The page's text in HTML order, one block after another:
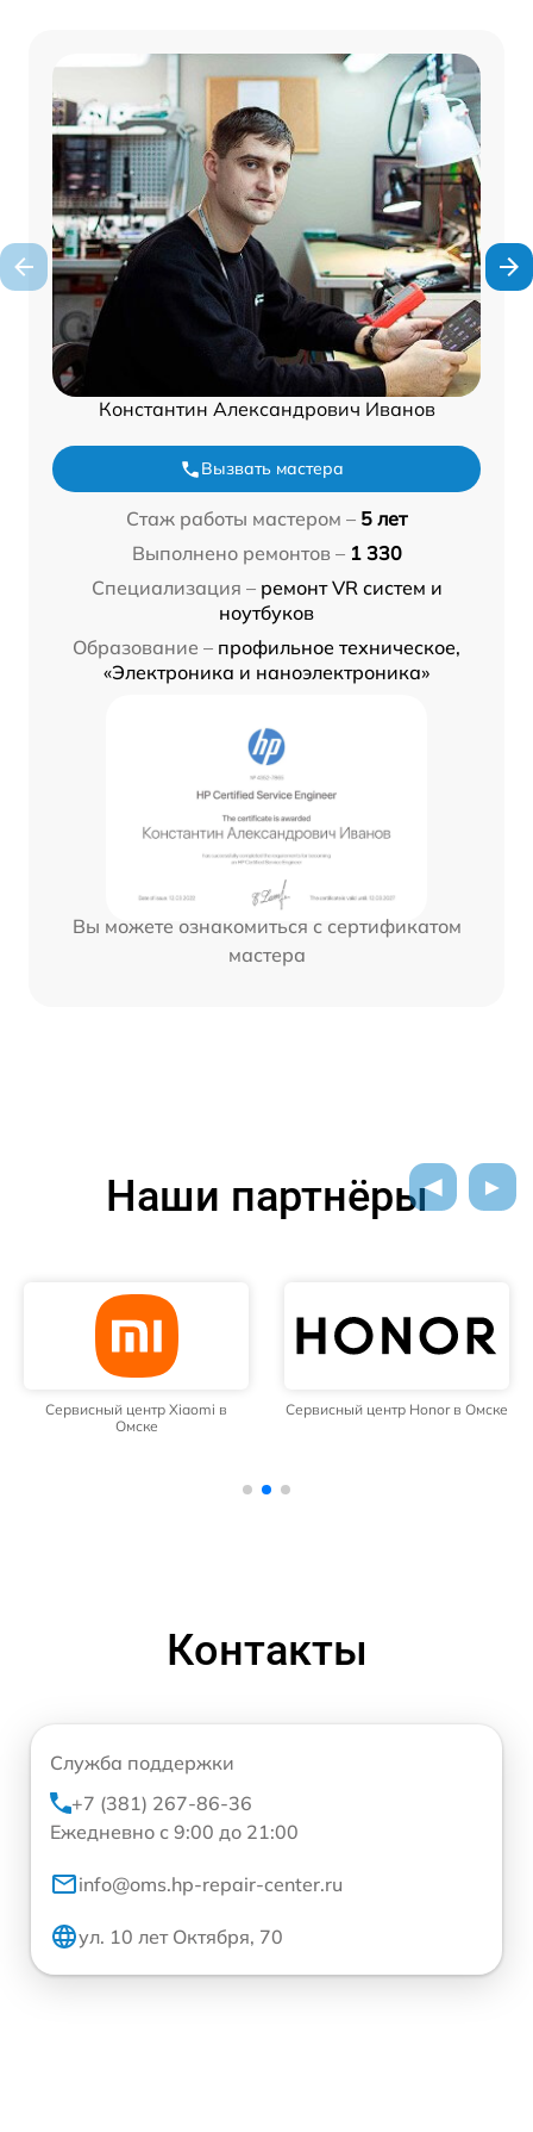
Константин Александрович Иванов
Вызвать мастера
Стаж работы мастером – 5 лет
Выполнено ремонтов – 1 330
Специализация – ремонт VR систем и
ноутбуков
Образование – профильное техническое,
«Электроника и наноэлектроника»
Вы можете ознакомиться с сертификатом
мастера
Наши партнёры
Сервисный центр Xiaomi в
Омске
Сервисный центр Honor в Омске
Контакты
Служба поддержки
+7 (381) 267-86-36
Ежедневно с 9:00 до 21:00
info@oms.hp-repair-center.ru
ул. 10 лет Октября, 70